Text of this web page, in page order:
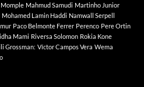
Mahmud Samudi Martinho Junior
Mohamed Lamin Haddi Namwall Serpell
Paco Belmonte Ferrer Perenco Pere Ortin
Mami Riversa Solomon Rokia Kone
Grossman: Víctor Campos Vera Wema